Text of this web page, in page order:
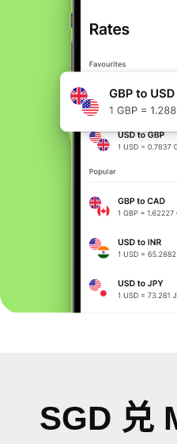
SGD 兑